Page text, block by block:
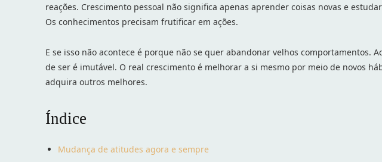
reações. Crescimento pessoal não significa apenas aprender coisas novas e
Os conhecimentos precisam frutificar em ações.
E se isso não acontece é porque não se quer abandonar velhos comportamentos.
de ser é imutável. O real crescimento é melhorar a si mesmo por meio de novos
adquira outros melhores.
Índice
Mudança de atitudes agora e sempre